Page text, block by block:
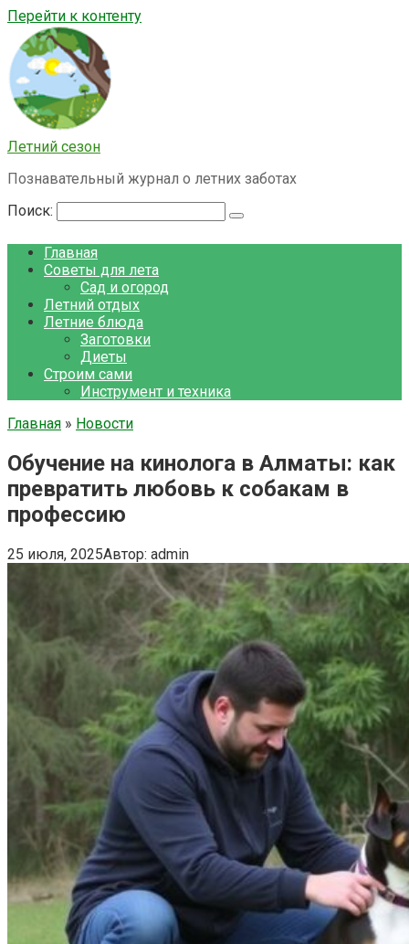
Перейти к контенту
Летний сезон
Познавательный журнал о летних заботах
Поиск:
Главная
Советы для лета
Сад и огород
Летний отдых
Летние блюда
Заготовки
Диеты
Строим сами
Инструмент и техника
Главная » Новости
Обучение на кинолога в Алматы: как
превратить любовь к собакам в
профессию
25 июля, 2025Автор: admin